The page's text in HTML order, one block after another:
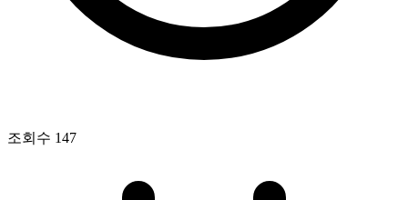
조회수 147